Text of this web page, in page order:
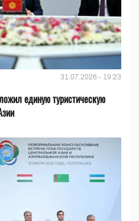
31.07.2026 - 19:23
единую туристическую